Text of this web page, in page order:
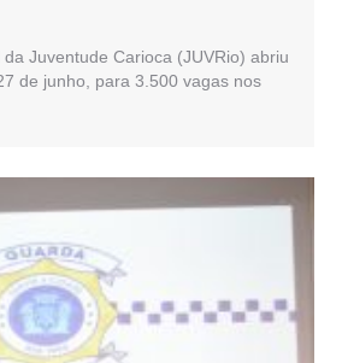
Juventude Carioca (JUVRio) abriu
de junho, para 3.500 vagas nos